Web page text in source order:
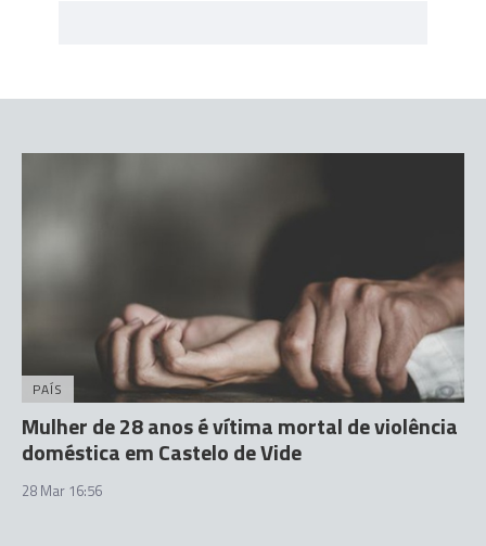
PAÍS
Mulher de 28 anos é vítima mortal de violência
doméstica em Castelo de Vide
28 Mar 16:56